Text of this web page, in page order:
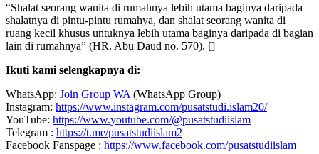
“Shalat seorang wanita di rumahnya lebih utama baginya daripada
shalatnya di pintu-pintu rumahya, dan shalat seorang wanita di
ruang kecil khusus untuknya lebih utama baginya daripada di bagian
lain di rumahnya” (HR. Abu Daud no. 570). []
Ikuti kami selengkapnya di:
WhatsApp: Join Group WA (WhatsApp Group)
Instagram: https://www.instagram.com/pusatstudi.islam20/
YouTube: https://www.youtube.com/@pusatstudiislam
Telegram : https://t.me/pusatstudiislam2
Facebook Fanspage : https://www.facebook.com/pusatstudiislam